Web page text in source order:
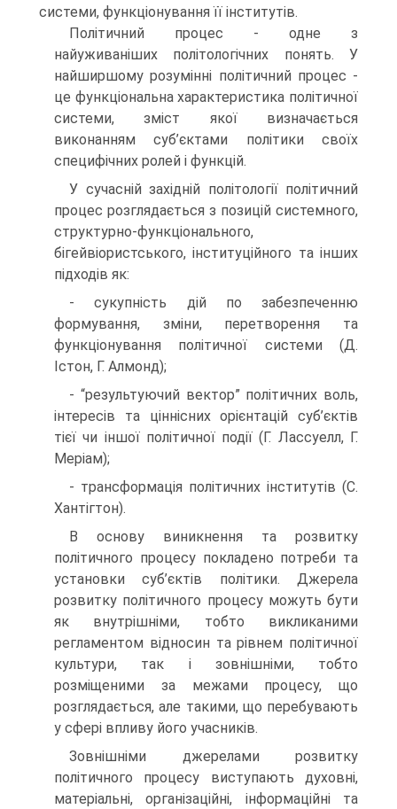
системи, функціонування її інститутів.
Політичний процес - одне з
найуживаніших політологічних понять. У
найширшому розумінні політичний процес -
це функціональна характеристика політичної
системи, зміст якої визначається
виконанням суб’єктами політики своїх
специфічних ролей і функцій.
У сучасній західній політології політичний
процес розглядається з позицій системного,
структурно-функціонального,
бігейвіористського, інституційного та інших
підходів як:
- сукупність дій по забезпеченню
формування, зміни, перетворення та
функціонування політичної системи (Д.
Істон, Г. Алмонд);
- “результуючий вектор” політичних воль,
інтересів та ціннісних орієнтацій суб’єктів
тієї чи іншої політичної події (Г. Лассуелл, Г.
Меріам);
- трансформація політичних інститутів (С.
Хантігтон).
В основу виникнення та розвитку
політичного процесу покладено потреби та
установки суб’єктів політики. Джерела
розвитку політичного процесу можуть бути
як внутрішніми, тобто викликаними
регламентом відносин та рівнем політичної
культури, так і зовнішніми, тобто
розміщеними за межами процесу, що
розглядається, але такими, що перебувають
у сфері впливу його учасників.
Зовнішніми джерелами розвитку
політичного процесу виступають духовні,
матеріальні, організаційні, інформаційні та